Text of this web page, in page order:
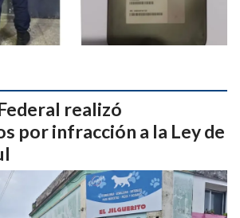
realizó
por infracción a la Ley de